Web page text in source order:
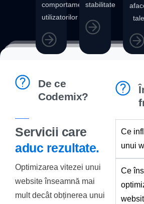
comportamentul
utilizatorilor
stabilitate
tale
De ce
Codemix?
Servicii care
aduc rezultate.
Optimizarea vitezei unui
website înseamnă mai
mult decât obținerea unui
Ce
unui
Ce